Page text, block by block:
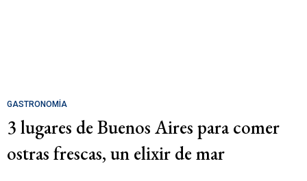
GASTRONOMÍA
3 lugares de Buenos Aires para comer
ostras frescas, un elixir de mar